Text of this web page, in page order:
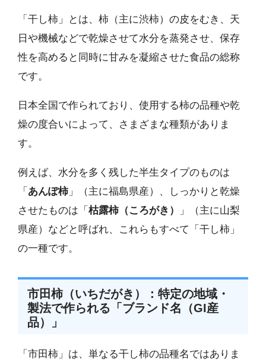
「干し柿」とは、柿（主に渋柿）の皮をむき、天
日や機械などで乾燥させて水分を蒸発させ、保存
性を高めると同時に甘みを凝縮させた食品の総称
です。
日本全国で作られており、使用する柿の品種や乾
燥の度合いによって、さまざまな種類がありま
す。
例えば、水分を多く残した半生タイプのものは
「 あんぽ柿 」（主に福島県産）、しっかりと乾燥
させたものは「 枯露柿（ころがき）
」（主に山梨
県産）などと呼ばれ、これらもすべて「干し柿」
の一種です。
市田柿（いちだがき）：特定の地域・
製法で作られる「ブランド名（GI産
品）」
「市田柿」は、単なる干し柿の品種名ではありま